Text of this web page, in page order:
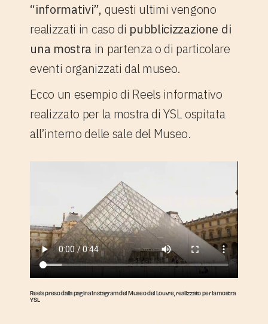
“informativi”, questi ultimi vengono
realizzati in caso di pubblicizzazione di
una mostra in partenza o di particolare
eventi organizzati dal museo.
Ecco un esempio di Reels informativo
realizzato per la mostra di YSL ospitata
all’interno delle sale del Museo.
Reels preso dalla pagina Instagram del Museo del Louvre, realizzato per la mostra
YSL